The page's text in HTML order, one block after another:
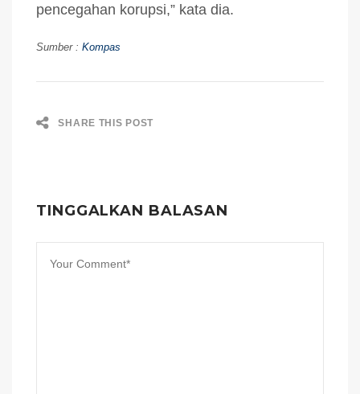
pencegahan korupsi,” kata dia.
Sumber : Kompas
SHARE THIS POST
TINGGALKAN BALASAN